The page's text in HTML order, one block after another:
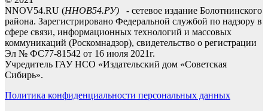
NNOV54.RU (ННОВ54.РУ) - сетевое издание Болотнинского
района. Зарегистрировано Федеральной службой по надзору в
сфере связи, информационных технологий и массовых
коммуникаций (Роскомнадзор), свидетельство о регистрации
Эл № ФС77-81542 от 16 июля 2021г.
Учредитель ГАУ НСО «Издательский дом «Советская
Сибирь».
Политика конфиденциальности персональных данных